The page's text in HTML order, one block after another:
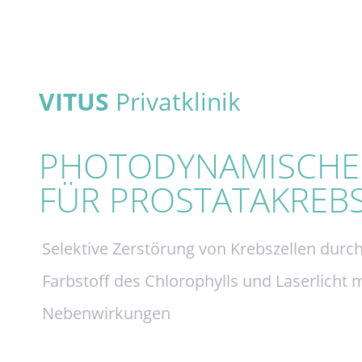
VITUS Privatklinik
FÜR
Selektive Zerstörung von Krebszellen
Farbstoff des Chlorophylls und Laserlicht
Nebenwirkungen